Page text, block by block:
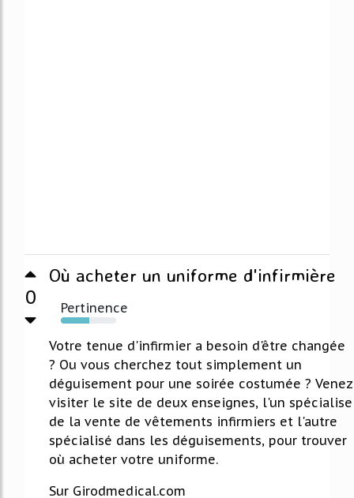
0
Où acheter un uniforme d'infirmière
Pertinence
52%
Votre tenue d'infirmier a besoin d'être changée
? Ou vous cherchez tout simplement un
déguisement pour une soirée costumée ? Venez
visiter le site de deux enseignes, l'un spécialise
de la vente de vêtements infirmiers et l'autre
spécialisé dans les déguisements, pour trouver
où acheter votre uniforme.
Sur Girodmedical.com